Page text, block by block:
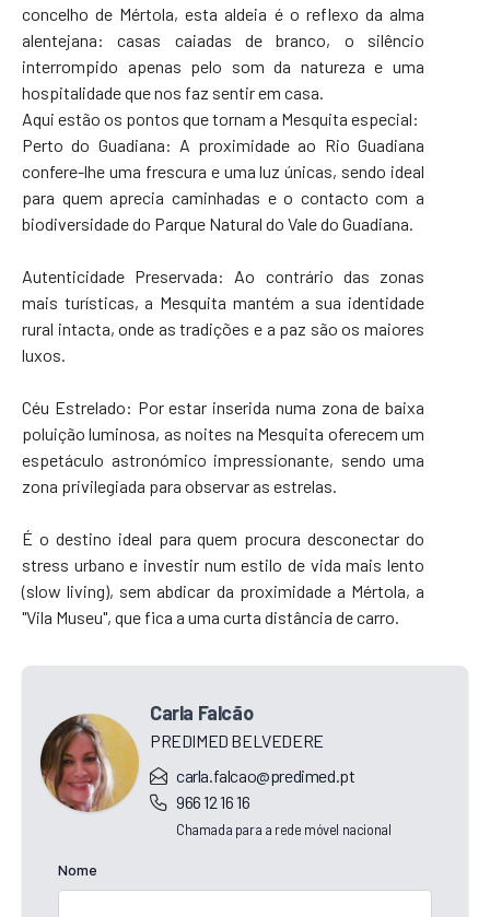
concelho de Mértola, esta aldeia é o reflexo da alma
alentejana: casas caiadas de branco, o silêncio
interrompido apenas pelo som da natureza e uma
hospitalidade que nos faz sentir em casa.
Aqui estão os pontos que tornam a Mesquita especial:
Perto do Guadiana: A proximidade ao Rio Guadiana
confere-lhe uma frescura e uma luz únicas, sendo ideal
para quem aprecia caminhadas e o contacto com a
biodiversidade do Parque Natural do Vale do Guadiana.
Autenticidade Preservada: Ao contrário das zonas
mais turísticas, a Mesquita mantém a sua identidade
rural intacta, onde as tradições e a paz são os maiores
luxos.
Céu Estrelado: Por estar inserida numa zona de baixa
poluição luminosa, as noites na Mesquita oferecem um
espetáculo astronómico impressionante, sendo uma
zona privilegiada para observar as estrelas.
É o destino ideal para quem procura desconectar do
stress urbano e investir num estilo de vida mais lento
(slow living), sem abdicar da proximidade a Mértola, a
"Vila Museu", que fica a uma curta distância de carro.
Carla Falcão
PREDIMED BELVEDERE
carla.falcao@predimed.pt
966 12 16 16
Chamada para a rede móvel nacional
Nome